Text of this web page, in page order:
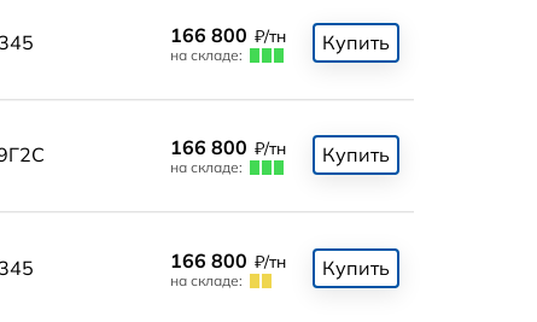
166 800 ₽/тн
на складе:
Купить
166 800 ₽/тн
на складе:
Купить
166 800 ₽/тн
на складе:
Купить